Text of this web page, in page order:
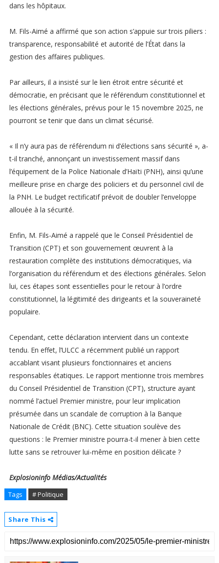
dans les hôpitaux.
M. Fils-Aimé a affirmé que son action s’appuie sur trois piliers :
transparence, responsabilité et autorité de l’État dans la
gestion des affaires publiques.
Par ailleurs, il a insisté sur le lien étroit entre sécurité et
démocratie, en précisant que le référendum constitutionnel et
les élections générales, prévus pour le 15 novembre 2025, ne
pourront se tenir que dans un climat sécurisé.
« Il n’y aura pas de référendum ni d’élections sans sécurité », a-
t-il tranché, annonçant un investissement massif dans
l’équipement de la Police Nationale d’Haïti (PNH), ainsi qu’une
meilleure prise en charge des policiers et du personnel civil de
la PNH. Le budget rectificatif prévoit de doubler l’enveloppe
allouée à la sécurité.
Enfin, M. Fils-Aimé a rappelé que le Conseil Présidentiel de
Transition (CPT) et son gouvernement œuvrent à la
restauration complète des institutions démocratiques, via
l’organisation du référendum et des élections générales. Selon
lui, ces étapes sont essentielles pour le retour à l’ordre
constitutionnel, la légitimité des dirigeants et la souveraineté
populaire.
Cependant, cette déclaration intervient dans un contexte
tendu. En effet, l’ULCC a récemment publié un rapport
accablant visant plusieurs fonctionnaires et anciens
responsables étatiques. Le rapport mentionne trois membres
du Conseil Présidentiel de Transition (CPT), structure ayant
nommé l’actuel Premier ministre, pour leur implication
présumée dans un scandale de corruption à la Banque
Nationale de Crédit (BNC). Cette situation soulève des
questions : le Premier ministre pourra-t-il mener à bien cette
lutte sans se retrouver lui-même en position délicate ?
Explosioninfo Médias/Actualités
Tags # Politique
Share This